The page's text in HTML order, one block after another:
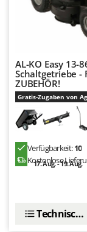
AL-KO Easy 13-
Schaltgetriebe -
ZUBEHÖR!
Gratis-Zugaben von
Verfügbarkeit:10
Kostenlose
17. Aug. - 19. Aug.
Technische